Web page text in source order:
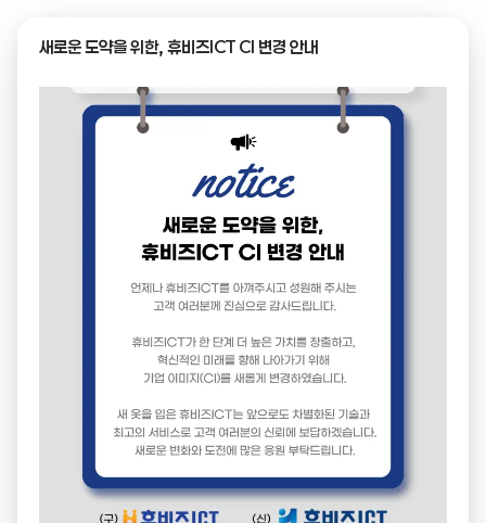
경영혁신형 중소기업(Main-Biz) 확인서
새로운 도약을 위한, 휴비즈ICT CI 변경 안내